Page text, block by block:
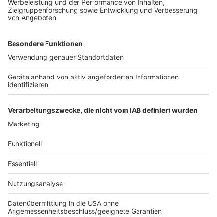
Eiskratzen am frühen Morgen. Leute, die nicht
Autofahren können. Menschen, die seltsame Wörter
Gesicht bis zum Bauchnabel ziehen oder ihren Kopf
gegen die Wand hauen wollen, geht in eben diesem
Kopf von Laura Potting ein Karussell los. Irgendwo
zwischen wirren Gedanken und scharfer
Alltagsbeobachtung. Ein bisschen ausgeflippt,
Anzeige